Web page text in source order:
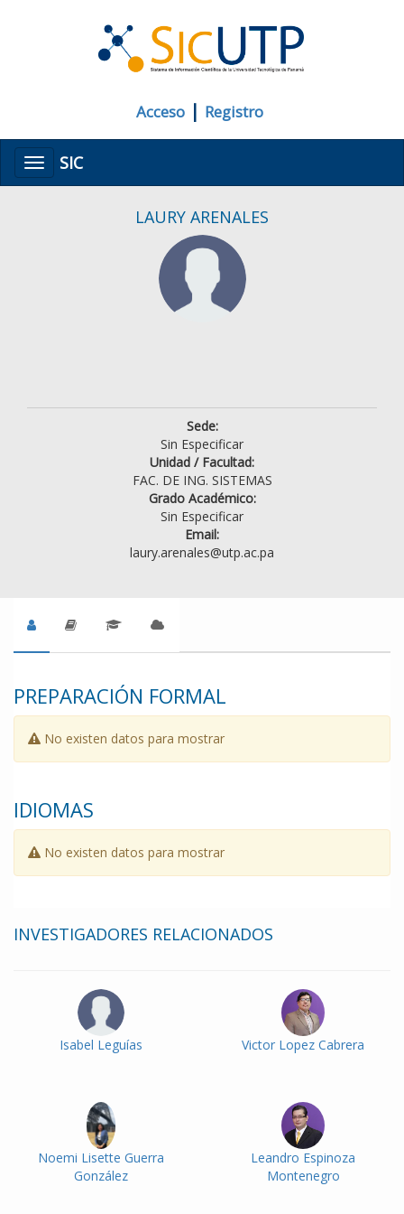
Acceso | Registro
MenúSIC
LAURY ARENALES
Sede:
Sin Especificar
Unidad / Facultad:
FAC. DE ING. SISTEMAS
Grado Académico:
Sin Especificar
Email:
laury.arenales@utp.ac.pa
PREPARACIÓN FORMAL
No existen datos para mostrar
IDIOMAS
No existen datos para mostrar
INVESTIGADORES RELACIONADOS
Isabel Leguías Victor Lopez Cabrera
Noemi Lisette Guerra
González
Leandro Espinoza
Montenegro